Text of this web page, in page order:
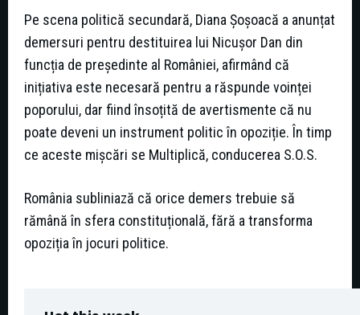
Pe scena politică secundară, Diana Șoșoacă a anunțat
demersuri pentru destituirea lui Nicușor Dan din
funcția de președinte al României, afirmând că
inițiativa este necesară pentru a răspunde voinței
poporului, dar fiind însoțită de avertismente că nu
poate deveni un instrument politic în opoziție. În timp
ce aceste mișcări se Multiplică, conducerea S.O.S.
România subliniază că orice demers trebuie să
rămână în sfera constituțională, fără a transforma
opoziția în jocuri politice.